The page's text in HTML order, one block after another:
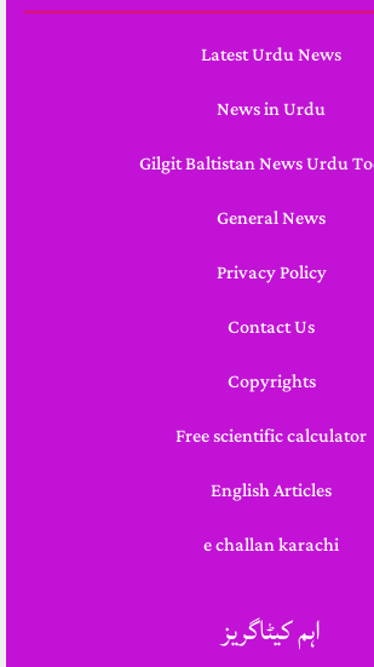
Latest Urdu News
News in Urdu
Gilgit Baltistan News Urdu
General News
Privacy Policy
Contact Us
Copyrights
Free scientific calculator
English Articles
e challan karachi
اہم کیٹاگریز